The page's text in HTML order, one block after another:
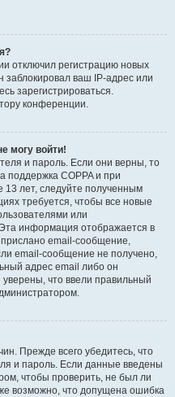
отключил регистрацию новых
заблокировал ваш IP-адрес или
зарегистрироваться.
конференции.
могу войти!
и пароль. Если они верны, то
поддержка COPPA и при
13 лет, следуйте полученным
требуется, чтобы все новые
или
информация отображается в
email-сообщение,
email-сообщение не получено,
адрес email либо он
что ввели правильный
Прежде всего убедитесь, что
и пароль. Если данные введены
чтобы проверить, не был ли
возможно, что допущена ошибка